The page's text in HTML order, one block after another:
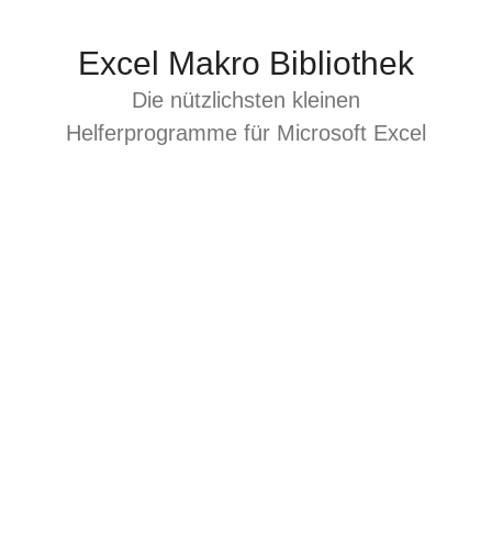
Excel Makro Bibliothek
Die nützlichsten kleinen
Helferprogramme für Microsoft Excel